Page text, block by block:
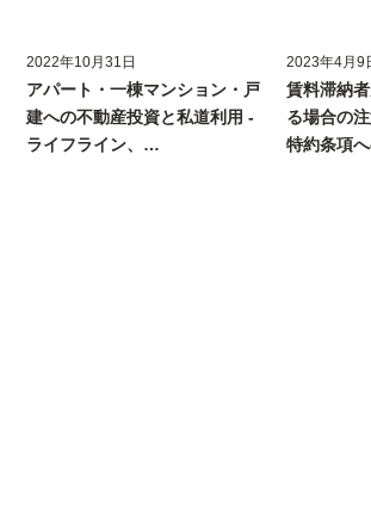
2022年10月31日
アパート・一棟マンション・戸
建への不動産投資と私道利用 -
ライフライン、…
2023年4月9
賃料滞納
る場合の
特約条項